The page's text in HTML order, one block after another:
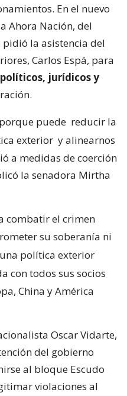
En el nuevo
Ahora Nación, del
la asistencia del
Carlos Espá, para
jurídicos y
puede reducir la
exterior y alinearnos
a medidas de coerción
la senadora Mirtha
combatir el crimen
su soberanía ni
política exterior
con todos sus socios
China y América
Oscar Vidarte,
del gobierno
al bloque Escudo
violaciones al